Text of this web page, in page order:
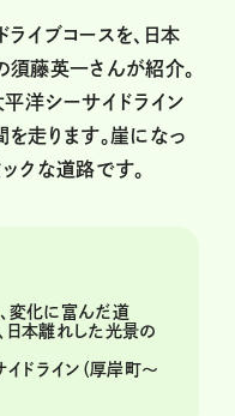
イブコースを、日本
須藤英一さんが紹介。
洋シーサイドライン
走ります。崖になっ
クな道路です。
変化に富んだ道
日本離れした光景の
ドライン（厚岸町～